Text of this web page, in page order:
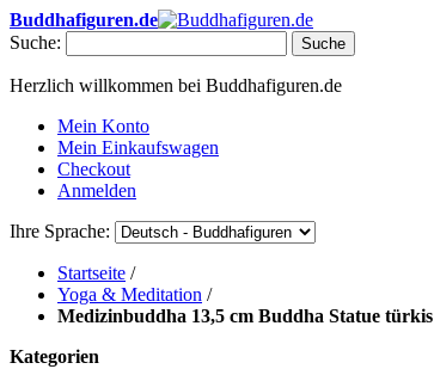
Buddhafiguren.de
Suche:
Suche
Herzlich willkommen bei Buddhafiguren.de
Mein Konto
Mein Einkaufswagen
Checkout
Anmelden
Ihre Sprache:
Startseite /
Yoga & Meditation /
Medizinbuddha 13,5 cm Buddha Statue türkis
Kategorien